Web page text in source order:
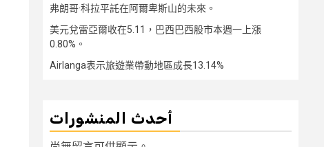
弗朗哥·科拉平託在阿爾卑斯山的未來。
美元兌雷亞爾收在5.11，巴西巴西股市本週一上漲
0.80%。
Airlanga表示旅遊業帶動地區成長13.14%
أحدث المنشورات